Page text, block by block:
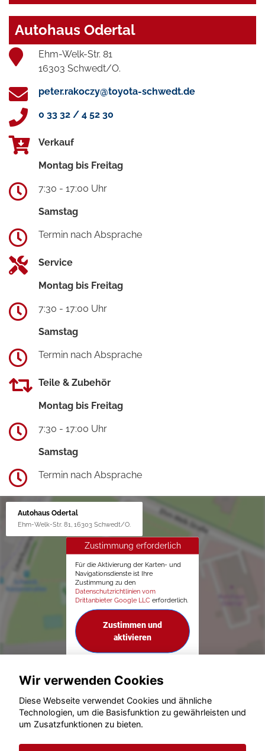
Autohaus Odertal
Ehm-Welk-Str. 81
16303 Schwedt/O.
peter.rakoczy@toyota-schwedt.de
0 33 32 / 4 52 30
Verkauf
Montag bis Freitag
7:30 - 17:00 Uhr
Samstag
Termin nach Absprache
Service
Montag bis Freitag
7:30 - 17:00 Uhr
Samstag
Termin nach Absprache
Teile & Zubehör
Montag bis Freitag
7:30 - 17:00 Uhr
Samstag
Termin nach Absprache
Autohaus Odertal
Ehm-Welk-Str. 81, 16303 Schwedt/O.
Zustimmung erforderlich
Für die Aktivierung der Karten- und
Navigationsdienste ist Ihre
Zustimmung zu den
Datenschutzrichtlinien vom
Drittanbieter Google LLC erforderlich.
Zustimmen und
aktivieren
© konjunkturmotor.de GmbH 2020 - 2026
Wir verwenden Cookies
Diese Webseite verwendet Cookies und ähnliche
Technologien, um die Basisfunktion zu gewährleisten und
um Zusatzfunktionen zu bieten.